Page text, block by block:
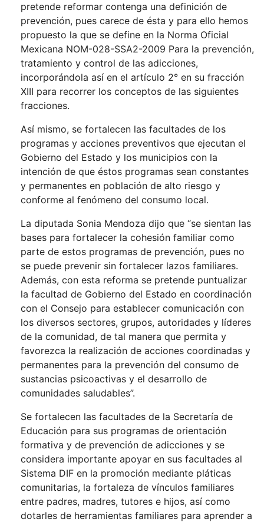
pretende reformar contenga una definición de
prevención, pues carece de ésta y para ello hemos
propuesto la que se define en la Norma Oficial
Mexicana NOM-028-SSA2-2009 Para la prevención,
tratamiento y control de las adicciones,
incorporándola así en el artículo 2° en su fracción
XIII para recorrer los conceptos de las siguientes
fracciones.
Así mismo, se fortalecen las facultades de los
programas y acciones preventivos que ejecutan el
Gobierno del Estado y los municipios con la
intención de que éstos programas sean constantes
y permanentes en población de alto riesgo y
conforme al fenómeno del consumo local.
La diputada Sonia Mendoza dijo que “se sientan las
bases para fortalecer la cohesión familiar como
parte de estos programas de prevención, pues no
se puede prevenir sin fortalecer lazos familiares.
Además, con esta reforma se pretende puntualizar
la facultad de Gobierno del Estado en coordinación
con el Consejo para establecer comunicación con
los diversos sectores, grupos, autoridades y líderes
de la comunidad, de tal manera que permita y
favorezca la realización de acciones coordinadas y
permanentes para la prevención del consumo de
sustancias psicoactivas y el desarrollo de
comunidades saludables”.
Se fortalecen las facultades de la Secretaría de
Educación para sus programas de orientación
formativa y de prevención de adicciones y se
considera importante apoyar en sus facultades al
Sistema DIF en la promoción mediante pláticas
comunitarias, la fortaleza de vínculos familiares
entre padres, madres, tutores e hijos, así como
dotarles de herramientas familiares para aprender a